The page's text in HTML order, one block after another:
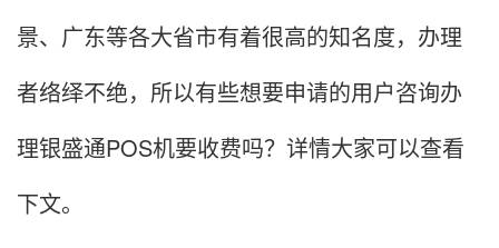
景、广东等各大省市有着很高的知名度，办理
者络绎不绝，所以有些想要申请的用户咨询办
理银盛通POS机要收费吗？详情大家可以查看
下文。